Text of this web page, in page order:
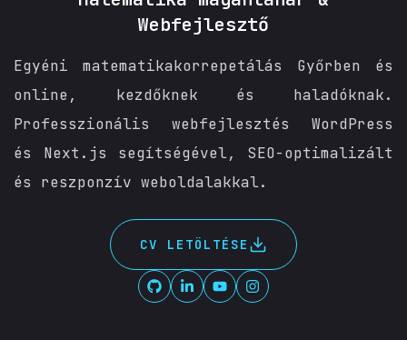
Webfejlesztő
Egyéni matematikakorrepetálás Győrben és
online, kezdőknek és haladóknak.
Professzionális webfejlesztés WordPress
és Next.js segítségével, SEO-optimalizált
és reszponzív weboldalakkal.
CV LETÖLTÉSE